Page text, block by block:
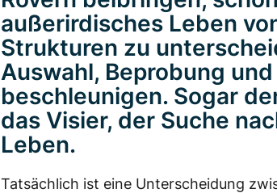
außerirdisches Leben
Strukturen zu
Auswahl, Beprobung
beschleunigen. Sogar
das Visier, der Suche
Leben.
Tatsächlich ist eine Unterscheidung